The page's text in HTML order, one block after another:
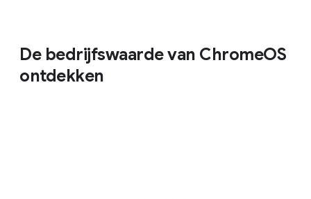
De bedrijfswaarde van ChromeOS
ontdekken